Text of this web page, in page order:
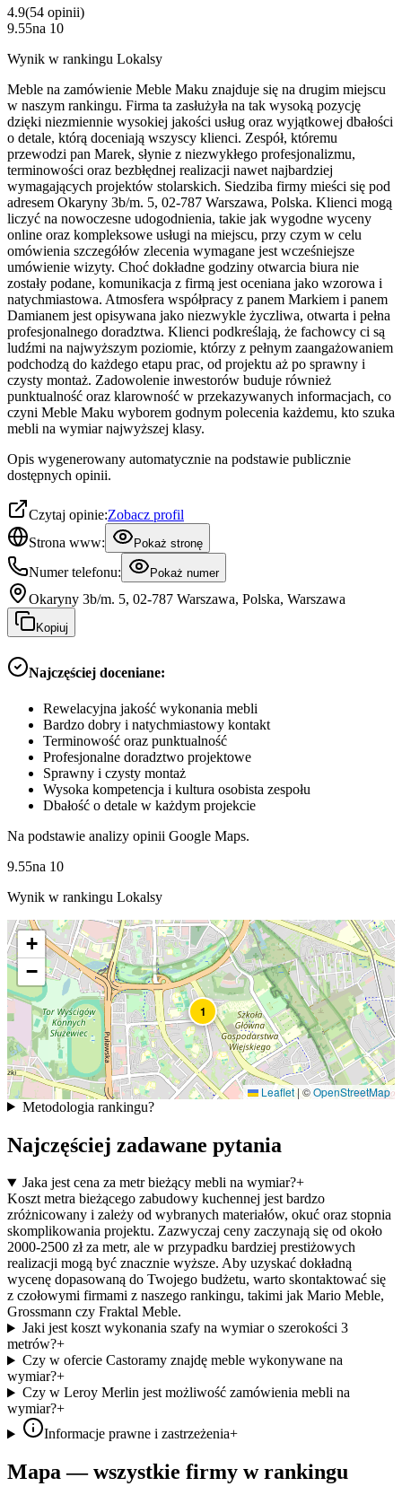
4.9(54 opinii)
9.55na 10
Wynik w rankingu Lokalsy
Meble na zamówienie Meble Maku znajduje się na drugim miejscu
w naszym rankingu. Firma ta zasłużyła na tak wysoką pozycję
dzięki niezmiennie wysokiej jakości usług oraz wyjątkowej dbałości
o detale, którą doceniają wszyscy klienci. Zespół, któremu
przewodzi pan Marek, słynie z niezwykłego profesjonalizmu,
terminowości oraz bezbłędnej realizacji nawet najbardziej
wymagających projektów stolarskich. Siedziba firmy mieści się pod
adresem Okaryny 3b/m. 5, 02-787 Warszawa, Polska. Klienci mogą
liczyć na nowoczesne udogodnienia, takie jak wygodne wyceny
online oraz kompleksowe usługi na miejscu, przy czym w celu
omówienia szczegółów zlecenia wymagane jest wcześniejsze
umówienie wizyty. Choć dokładne godziny otwarcia biura nie
zostały podane, komunikacja z firmą jest oceniana jako wzorowa i
natychmiastowa. Atmosfera współpracy z panem Markiem i panem
Damianem jest opisywana jako niezwykle życzliwa, otwarta i pełna
profesjonalnego doradztwa. Klienci podkreślają, że fachowcy ci są
ludźmi na najwyższym poziomie, którzy z pełnym zaangażowaniem
podchodzą do każdego etapu prac, od projektu aż po sprawny i
czysty montaż. Zadowolenie inwestorów buduje również
punktualność oraz klarowność w przekazywanych informacjach, co
czyni Meble Maku wyborem godnym polecenia każdemu, kto szuka
mebli na wymiar najwyższej klasy.
Opis wygenerowany automatycznie na podstawie publicznie
dostępnych opinii.
Czytaj opinie:Zobacz profil
Strona www:
Pokaż stronę
Numer telefonu: Pokaż numer
Okaryny 3b/m. 5, 02-787 Warszawa, Polska, Warszawa
Kopiuj
Najczęściej doceniane:
Rewelacyjna jakość wykonania mebli
Bardzo dobry i natychmiastowy kontakt
Terminowość oraz punktualność
Profesjonalne doradztwo projektowe
Sprawny i czysty montaż
Wysoka kompetencja i kultura osobista zespołu
Dbałość o detale w każdym projekcie
Na podstawie analizy opinii Google Maps.
9.55na 10
Wynik w rankingu Lokalsy
1
+
−
Leaflet|©OpenStreetMap
Metodologia rankingu?
Najczęściej zadawane pytania
Jaka jest cena za metr bieżący mebli na wymiar?+
Koszt metra bieżącego zabudowy kuchennej jest bardzo
zróżnicowany i zależy od wybranych materiałów, okuć oraz stopnia
skomplikowania projektu. Zazwyczaj ceny zaczynają się od około
2000-2500 zł za metr, ale w przypadku bardziej prestiżowych
realizacji mogą być znacznie wyższe. Aby uzyskać dokładną
wycenę dopasowaną do Twojego budżetu, warto skontaktować się
z czołowymi firmami z naszego rankingu, takimi jak Mario Meble,
Grossmann czy Fraktal Meble.
Jaki jest koszt wykonania szafy na wymiar o szerokości 3
metrów?+
Czy w ofercie Castoramy znajdę meble wykonywane na
wymiar?+
Czy w Leroy Merlin jest możliwość zamówienia mebli na
wymiar?+
Informacje prawne i zastrzeżenia+
Mapa — wszystkie firmy w rankingu